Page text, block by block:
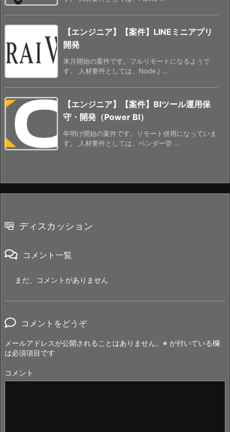
【エンジニア】【案件】LINEミニアプリ
開発
来月開始の案件です。フルリモートになるようで
す。 人材要件としては、Node.j ...
【エンジニア】【案件】BIツール運用保
守・開発（Power BI）
年明け開始の案件です。リモート併用になっていま
す。 人材要件としては、ベンダー管 ...
ディスカッション
コメント一覧
まだ、コメントがありません
コメントをどうぞ
メールアドレスが公開されることはありません。 ※ が付いている欄
は必須項目です
コメント